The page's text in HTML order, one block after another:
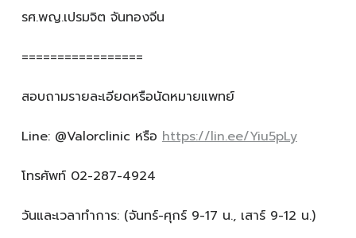
รศ.พญ.เปรมจิต จันทองจีน
=================
สอบถามรายละเอียดหรือนัดหมายแพทย์
Line: @Valorclinic หรือ https://lin.ee/Yiu5pLy
โทรศัพท์ 02-287-4924
วันและเวลาทำการ: (จันทร์-ศุกร์ 9-17 น., เสาร์ 9-12 น.)